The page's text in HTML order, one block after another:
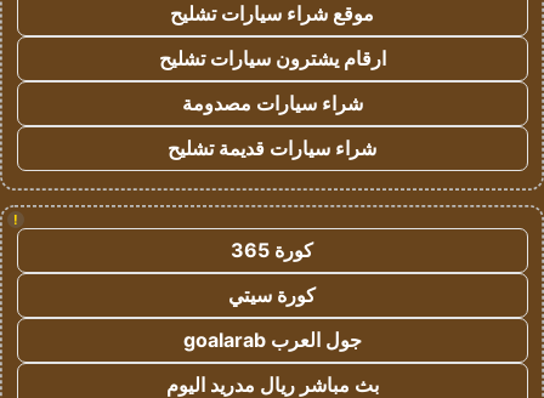
موقع شراء سيارات تشليح
ارقام يشترون سيارات تشليح
شراء سيارات مصدومة
شراء سيارات قديمة تشليح
!
كورة 365
كورة سيتي
جول العرب goalarab
بث مباشر ريال مدريد اليوم